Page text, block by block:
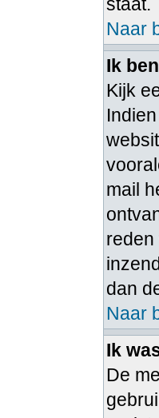
Naar
Ik
Kijk
mail
reden
dan
Naar
Ik
De